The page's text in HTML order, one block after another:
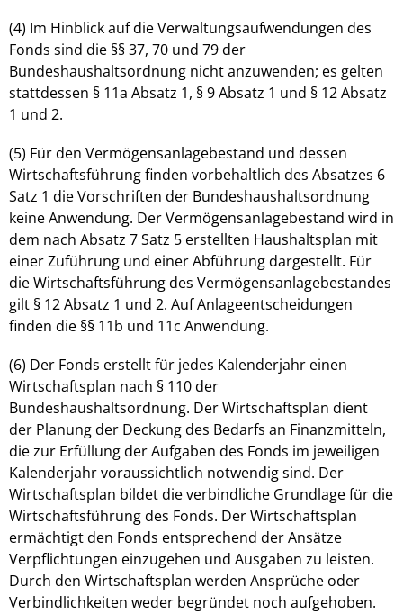
(4) Im Hinblick auf die Verwaltungsaufwendungen des
Fonds sind die §§ 37, 70 und 79 der
Bundeshaushaltsordnung nicht anzuwenden; es gelten
stattdessen § 11a Absatz 1, § 9 Absatz 1 und § 12 Absatz
1 und 2.
(5) Für den Vermögensanlagebestand und dessen
Wirtschaftsführung finden vorbehaltlich des Absatzes 6
Satz 1 die Vorschriften der Bundeshaushaltsordnung
keine Anwendung. Der Vermögensanlagebestand wird in
dem nach Absatz 7 Satz 5 erstellten Haushaltsplan mit
einer Zuführung und einer Abführung dargestellt. Für
die Wirtschaftsführung des Vermögensanlagebestandes
gilt § 12 Absatz 1 und 2. Auf Anlageentscheidungen
finden die §§ 11b und 11c Anwendung.
(6) Der Fonds erstellt für jedes Kalenderjahr einen
Wirtschaftsplan nach § 110 der
Bundeshaushaltsordnung. Der Wirtschaftsplan dient
der Planung der Deckung des Bedarfs an Finanzmitteln,
die zur Erfüllung der Aufgaben des Fonds im jeweiligen
Kalenderjahr voraussichtlich notwendig sind. Der
Wirtschaftsplan bildet die verbindliche Grundlage für die
Wirtschaftsführung des Fonds. Der Wirtschaftsplan
ermächtigt den Fonds entsprechend der Ansätze
Verpflichtungen einzugehen und Ausgaben zu leisten.
Durch den Wirtschaftsplan werden Ansprüche oder
Verbindlichkeiten weder begründet noch aufgehoben.